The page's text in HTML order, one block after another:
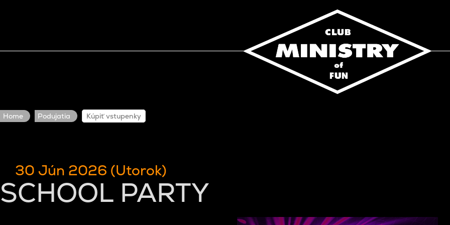
Home Podujatia Kúpiť vstupenky
30 Jún 2026 (Utorok)
SCHOOL PARTY